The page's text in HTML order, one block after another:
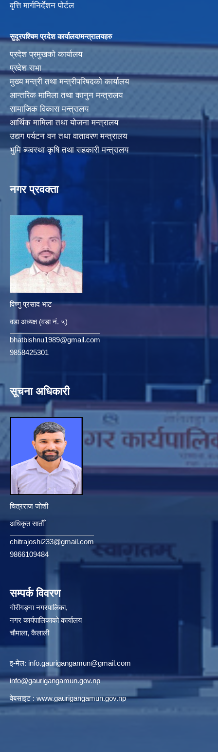
वृत्ति मार्गनिर्देशन पोर्टल
सुदूरपश्चिम प्रदेश कार्यालय/मन्त्रालयहरु
प्रदेश प्रमुखको कार्यालय
प्रदेश सभा
मुख्य मन्त्री तथा मन्त्रीपरिषदको कार्यालय
आन्तरिक मामिला तथा कानुन मन्त्रालय
सामाजिक विकास मन्त्रालय
आर्थिक मामिला तथा योजना मन्त्रालय
उद्यग पर्यटन वन तथा वातावरण मन्त्रालय
भुमि ब्यवस्था कृषि तथा सहकारी मन्त्रालय
नगर प्रवक्ता
विष्णु प्रसाद भाट
वडा अध्यक्ष (वडा नं. ५)
bhatbishnu1989@gmail.com
9858425301
सूचना अधिकारी
चित्रराज जोशी
अधिकृत सातौँ
chitrajoshi233@gmail.com
9866109484
सम्पर्क विवरण
गौरीगङ्गा नगरपालिका,
नगर कार्यपालिकाको कार्यालय
चौमाला, कैलाली
इ-मेल: info.gaurigangamun@gmail.com
info@gaurigangamun.gov.np
वेबसाइट :www.gaurigangamun.gov.np